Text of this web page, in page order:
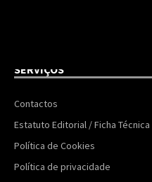
SERVIÇOS
Contactos
Estatuto Editorial / Ficha Técnica
Política de Cookies
Política de privacidade